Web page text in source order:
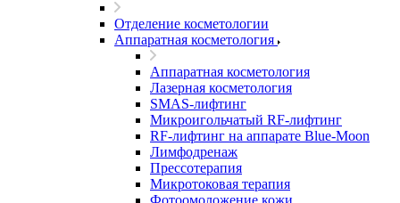
Отделение косметологии
Аппаратная косметология
Аппаратная косметология
Лазерная косметология
SMAS-лифтинг
Микроигольчатый RF-лифтинг
RF-лифтинг на аппарате Blue-Moon
Лимфодренаж
Прессотерапия
Микротоковая терапия
Фотоомоложение кожи